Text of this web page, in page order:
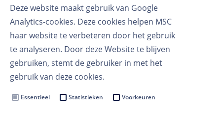
Deze website maakt gebruik van Google
Analytics-cookies. Deze cookies helpen MSC
haar website te verbeteren door het gebruik
te analyseren. Door deze Website te blijven
gebruiken, stemt de gebruiker in met het
gebruik van deze cookies.
Essentieel Statistieken Voorkeuren
Privacy voorwaarden